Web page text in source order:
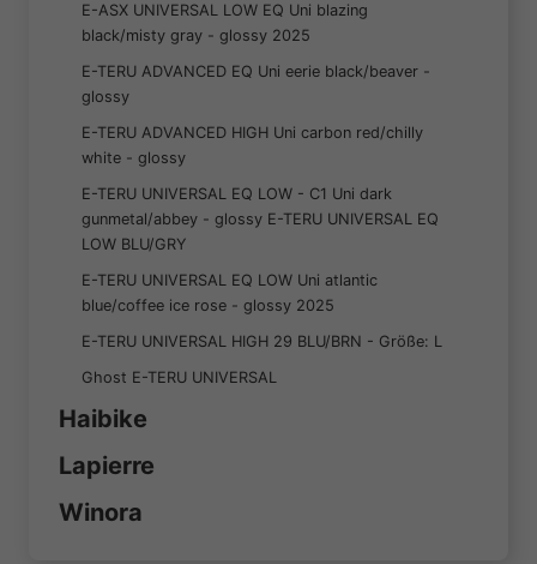
E-ASX UNIVERSAL LOW EQ Uni blazing
black/misty gray - glossy 2025
E-TERU ADVANCED EQ Uni eerie black/beaver -
glossy
E-TERU ADVANCED HIGH Uni carbon red/chilly
white - glossy
E-TERU UNIVERSAL EQ LOW - C1 Uni dark
gunmetal/abbey - glossy E-TERU UNIVERSAL EQ
LOW BLU/GRY
E-TERU UNIVERSAL EQ LOW Uni atlantic
blue/coffee ice rose - glossy 2025
E-TERU UNIVERSAL HIGH 29 BLU/BRN - Größe: L
Ghost E-TERU UNIVERSAL
Haibike
Lapierre
Winora